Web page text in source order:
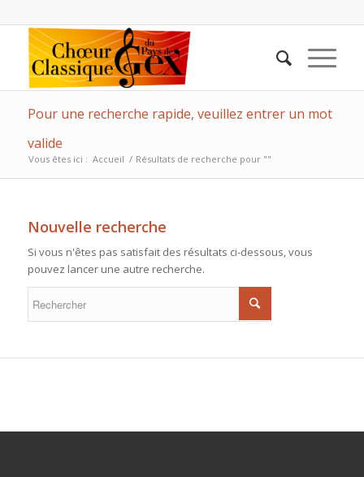
Pour une recherche rapide, veuillez entrer un mot
valide
Vous êtes ici : Accueil / Résultats de recherche pour ""
Nouvelle recherche
Si vous n'êtes pas satisfait des résultats ci-dessous, vous
pouvez lancer une autre recherche.